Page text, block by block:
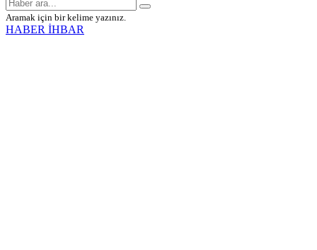
Aramak için bir kelime yazınız.
HABER İHBAR